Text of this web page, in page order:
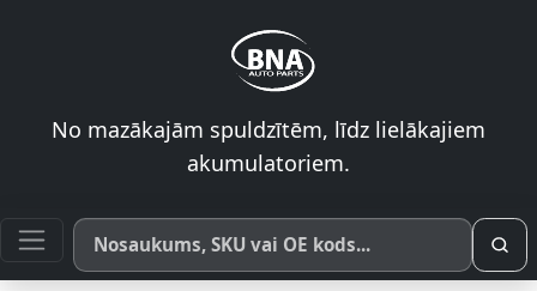
No mazākajām spuldzītēm, līdz lielākajiem
akumulatoriem.
Meklēt pēc produkta nosaukuma, SKU vai OE koda